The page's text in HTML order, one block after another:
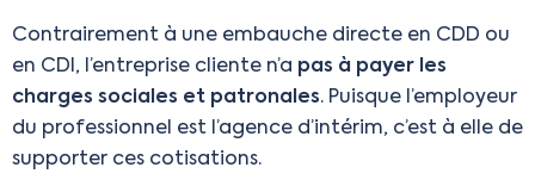
Contrairement à une embauche directe en CDD ou
en CDI, l’entreprise cliente n’a pas à payer les
charges sociales et patronales. Puisque l’employeur
du professionnel est l’agence d’intérim, c’est à elle de
supporter ces cotisations.